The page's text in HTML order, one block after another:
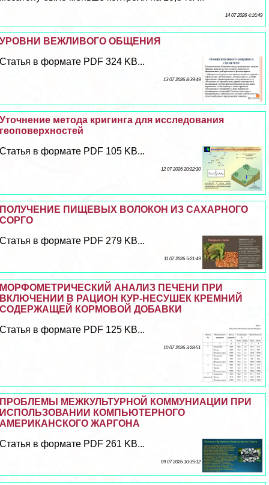
14 07 2026 4:16:49
УРОВНИ ВЕЖЛИВОГО ОБЩЕНИЯ
Статья в формате PDF 324 KB...
13 07 2026 8:39:49
Уточнение метода кригинга для исследования
геоповерхностей
Статья в формате PDF 105 KB...
12 07 2026 20:22:30
ПОЛУЧЕНИЕ ПИЩЕВЫХ ВОЛОКОН ИЗ САХАРНОГО
СОРГО
Статья в формате PDF 279 KB...
11 07 2026 5:21:49
МОРФОМЕТРИЧЕСКИЙ АНАЛИЗ ПЕЧЕНИ ПРИ
ВКЛЮЧЕНИИ В РАЦИОН КУР-НЕСУШЕК КРЕМНИЙ
СОДЕРЖАЩЕЙ КОРМОВОЙ ДОБАВКИ
Статья в формате PDF 125 KB...
10 07 2026 3:28:51
ПРОБЛЕМЫ МЕЖКУЛЬТУРНОЙ КОММУНИАЦИИ ПРИ
ИСПОЛЬЗОВАНИИ КОМПЬЮТЕРНОГО
АМЕРИКАНСКОГО ЖАРГОНА
Статья в формате PDF 261 KB...
09 07 2026 10:35:12